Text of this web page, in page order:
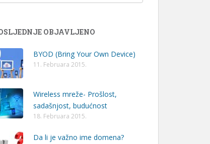
OBJAVLJENO
BYOD (Bring Your Own Device)
11. Februara 2015.
Wireless mreže- Prošlost,
sadašnjost, budućnost
18. Februara 2015.
Da li je važno ime domena?